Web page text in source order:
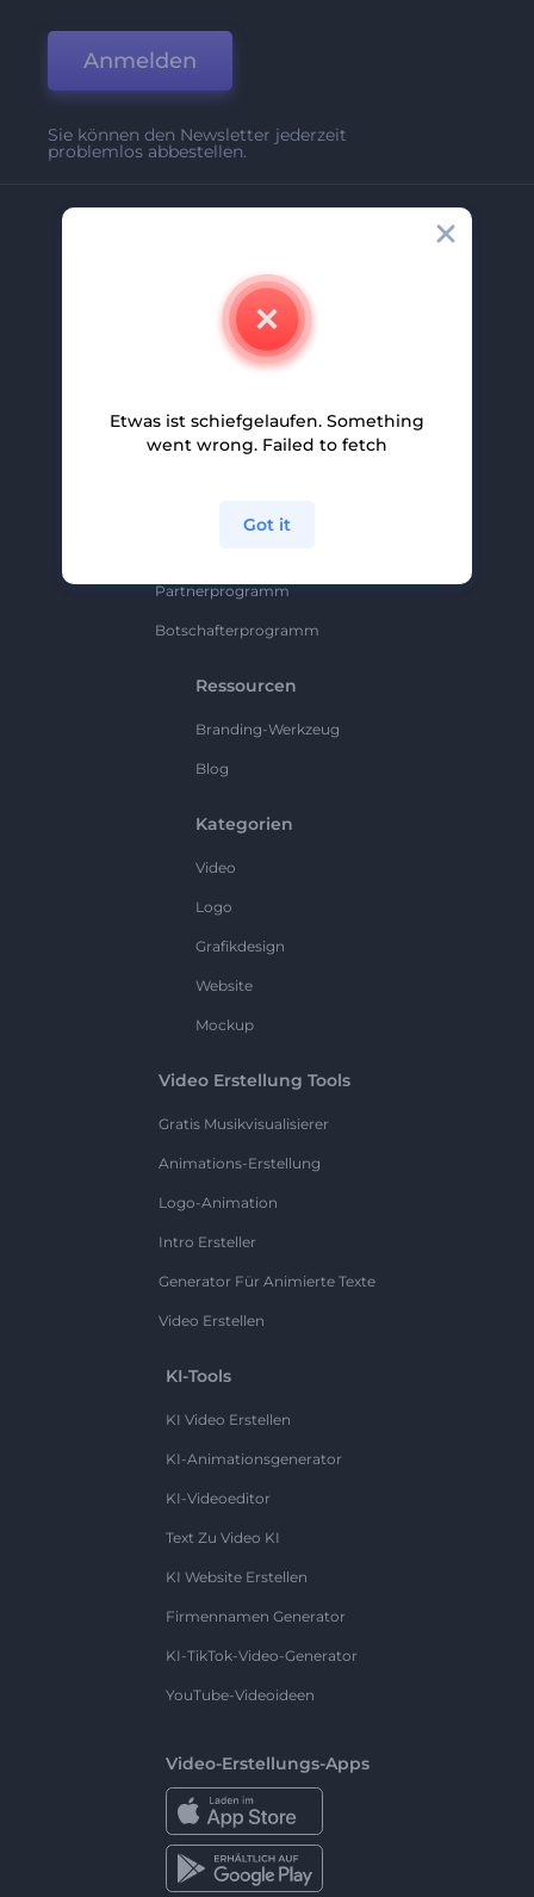
Anmelden
Sie können den Newsletter jederzeit
problemlos abbestellen.
Partnerprogramm
Partnerprogramm
Botschafterprogramm
Ressourcen
Branding-Werkzeug
Blog
Kategorien
Video
Logo
Grafikdesign
Website
Mockup
Video Erstellung Tools
Gratis Musikvisualisierer
Animations-Erstellung
Logo-Animation
Intro Ersteller
Generator Für Animierte Texte
Video Erstellen
KI-Tools
KI Video Erstellen
KI-Animationsgenerator
KI-Videoeditor
Text Zu Video KI
KI Website Erstellen
Firmennamen Generator
KI-TikTok-Video-Generator
YouTube-Videoideen
Video-Erstellungs-Apps
Etwas ist schiefgelaufen. Something
went wrong. Failed to fetch
Got it